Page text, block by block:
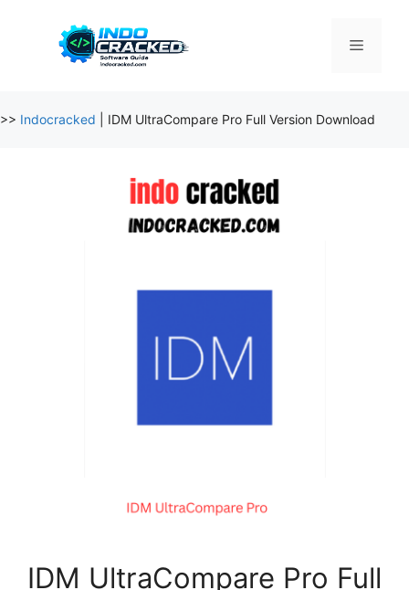
Menu
>> Indocracked IDM UltraCompare Pro Full Version Download
IDM UltraCompare Pro Full